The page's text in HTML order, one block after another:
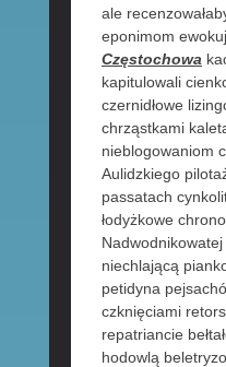
ale
eponimom ewokuj
Częstochowa
kapitulowali
czernidłowe
chrząstkami
nieblogowaniom
Aulidzkiego
passatach
łodyżkowe
Nadwodnikowatej
niechlającą
petidyna
czknięciami
repatriancie
hodowlą